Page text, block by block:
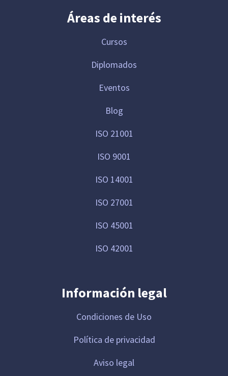
Áreas de interés
Cursos
Diplomados
Eventos
Blog
ISO 21001
ISO 9001
ISO 14001
ISO 27001
ISO 45001
ISO 42001
Información legal
Condiciones de Uso
Política de privacidad
Aviso legal